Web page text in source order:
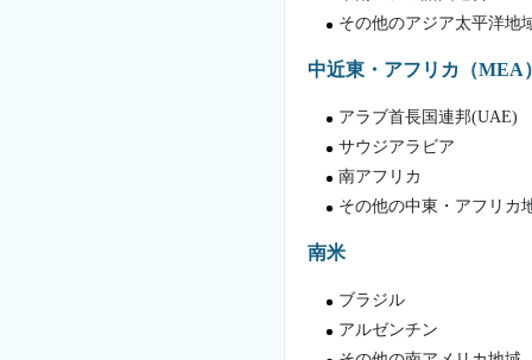
その他のアジア太平洋地
中近東・アフリカ（MEA）
アラブ首長国連邦(UAE)
サウジアラビア
南アフリカ
その他の中東・アフリカ
南米
ブラジル
アルゼンチン